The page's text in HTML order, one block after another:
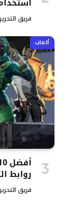
فريق التحرير
ألعاب
روابط
فريق التحرير